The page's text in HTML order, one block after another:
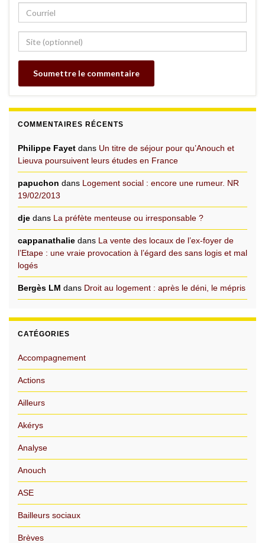
COMMENTAIRES RÉCENTS
Philippe Fayet dans Un titre de séjour pour qu’Anouch et
Lieuva poursuivent leurs études en France
papuchon dans Logement social : encore une rumeur. NR
19/02/2013
dje dans La préfète menteuse ou irresponsable ?
cappanathalie dans La vente des locaux de l’ex-foyer de
l’Etape : une vraie provocation à l’égard des sans logis et mal
logés
Bergès LM dans Droit au logement : après le déni, le mépris
CATÉGORIES
Accompagnement
Actions
Ailleurs
Akérys
Analyse
Anouch
ASE
Bailleurs sociaux
Brèves